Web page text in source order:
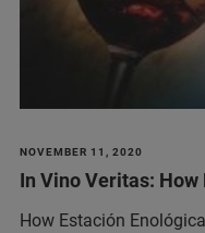
NOVEMBER 11, 2020
In Vino Veritas: How
How Estación